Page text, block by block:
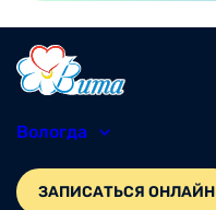
Вологда
ЗАПИСАТЬСЯ ОНЛАЙН